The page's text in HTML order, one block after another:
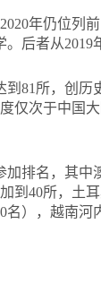
年仍位列
后者从2019
81所，创
仅次于中国
排名，其中
到40所，土
），越南河